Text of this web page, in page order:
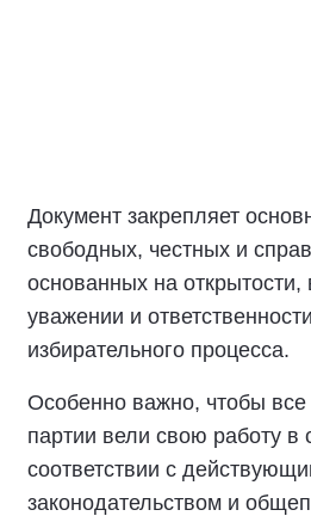
Документ закрепляет
свободных, честных и
основанных на открытости,
уважении и
избирательного процесса.
Особенно важно, чтобы все
партии вели свою работу в
соответствии с
законодательством и